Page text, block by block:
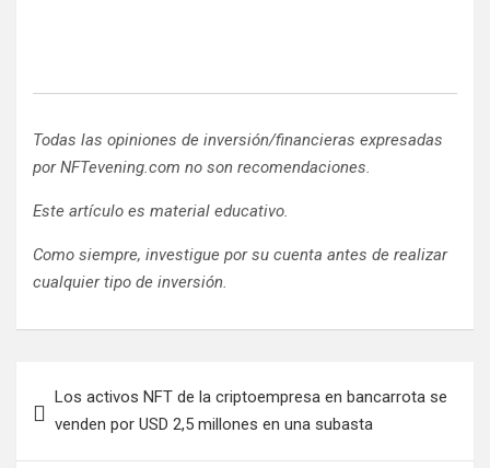
Todas las opiniones de inversión/financieras expresadas
por NFTevening.com no son recomendaciones.
Este artículo es material educativo.
Como siempre, investigue por su cuenta antes de realizar
cualquier tipo de inversión.
Los activos NFT de la criptoempresa en bancarrota se
venden por USD 2,5 millones en una subasta